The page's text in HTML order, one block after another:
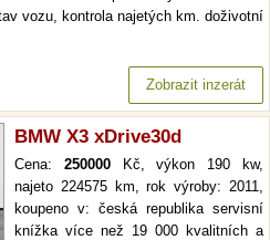
vozu, kontrola najetých km. doživotní
Zobrazit inzerát
BMW X3 xDrive30d
Cena: 250000Kč, výkon 190 kw,
najeto 224575 km, rok výroby: 2011,
koupeno v: česká republika servisní
knížka více než 19 000 kvalitních a